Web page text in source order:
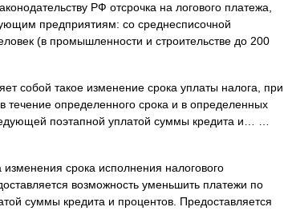
РФ отсрочка на логового платежа,
предприятиям: со среднесписочной
(в промышленности и строительстве до 200
собой такое изменение срока уплаты налога, при
течение определенного срока и в определенных
поэтапной уплатой суммы кредита и… …
срока исполнения налогового
возможность уменьшить платежи по
суммы кредита и процентов. Предоставляется